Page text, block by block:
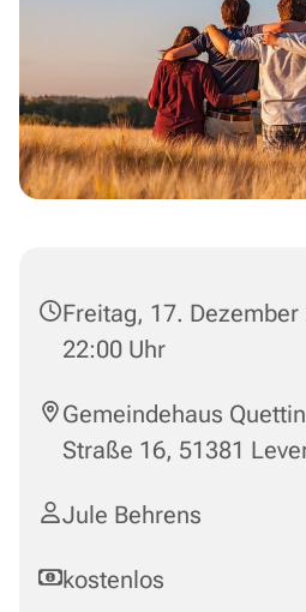
Freitag, 17.
22:00 Uhr
Gemeindehaus
Straße 16, 51381
Jule Behrens
kostenlos